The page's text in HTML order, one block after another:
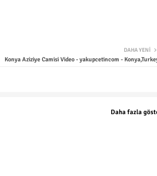
DAHA YENI
Konya Aziziye Camisi Video - yakupcetincom -
Daha fazla